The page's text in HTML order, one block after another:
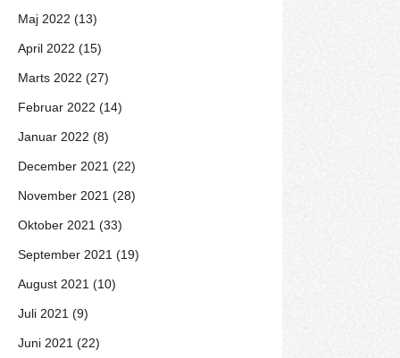
Maj 2022 (13)
April 2022 (15)
Marts 2022 (27)
Februar 2022 (14)
Januar 2022 (8)
December 2021 (22)
November 2021 (28)
Oktober 2021 (33)
September 2021 (19)
August 2021 (10)
Juli 2021 (9)
Juni 2021 (22)